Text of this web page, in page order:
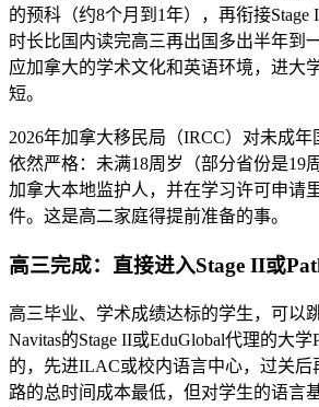
的预科（约8个月到1年），再衔接Stage
时长比国内读完高三再出国多出半年到
应加拿大的学术文化和英语环境，进大
短。
2026年加拿大移民局（IRCC）对未成
依然严格：未满18周岁（部分省份是19
加拿大本地监护人，并在学习许可申请
件。这是高二家庭得提前准备的事。
高三完成：直接进入Stage II或
高三毕业、学术成绩达标的学生，可以
Navitas的Stage II或EduGlobal代理的大
的，先进ILAC或校内语言中心，过关后
路的总时间成本最低，但对学生的语言